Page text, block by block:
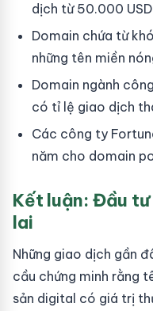
dịch từ 50.000
Domain chứa từ
những tên miền
Domain ngành
có tỉ lệ giao dịch
Các công ty
năm cho domain
Kết luận: Đầu
lai
Những giao dịch gần
cầu chứng minh rằng
sản digital có giá trị